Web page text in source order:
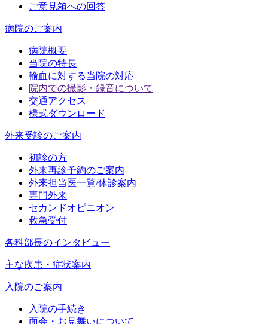
ご意見箱への回答
病院のご案内
病院概要
当院の特長
輸血に対する当院の対応
院内での撮影・録音について
交通アクセス
様式ダウンロード
外来受診のご案内
初診の方
外来再診予約のご案内
外来担当医一覧/休診案内
専門外来
セカンドオピニオン
救急受付
各科部長のインタビュー
主な疾患・症状案内
入院のご案内
入院の手続き
面会・お見舞いについて